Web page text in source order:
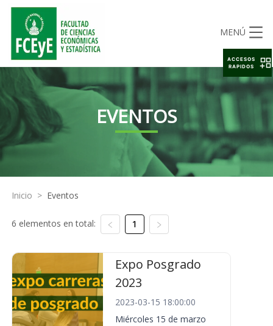
MENÚ
EVENTOS
Inicio > Eventos
6 elementos en total: 1
Expo Posgrado
2023
2023-03-15 18:00:00
Miércoles 15 de marzo
ACCESOS
RAPIDOS